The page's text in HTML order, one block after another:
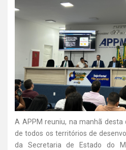
A APPM reuniu, na manhã
de todos os territórios de
da Secretaria de Estado do